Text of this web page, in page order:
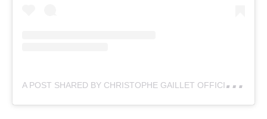
A
POST SHARED BY CHRISTOPHE GAILLET OFFICIAL (@GAILLETCHRISTOPHE)